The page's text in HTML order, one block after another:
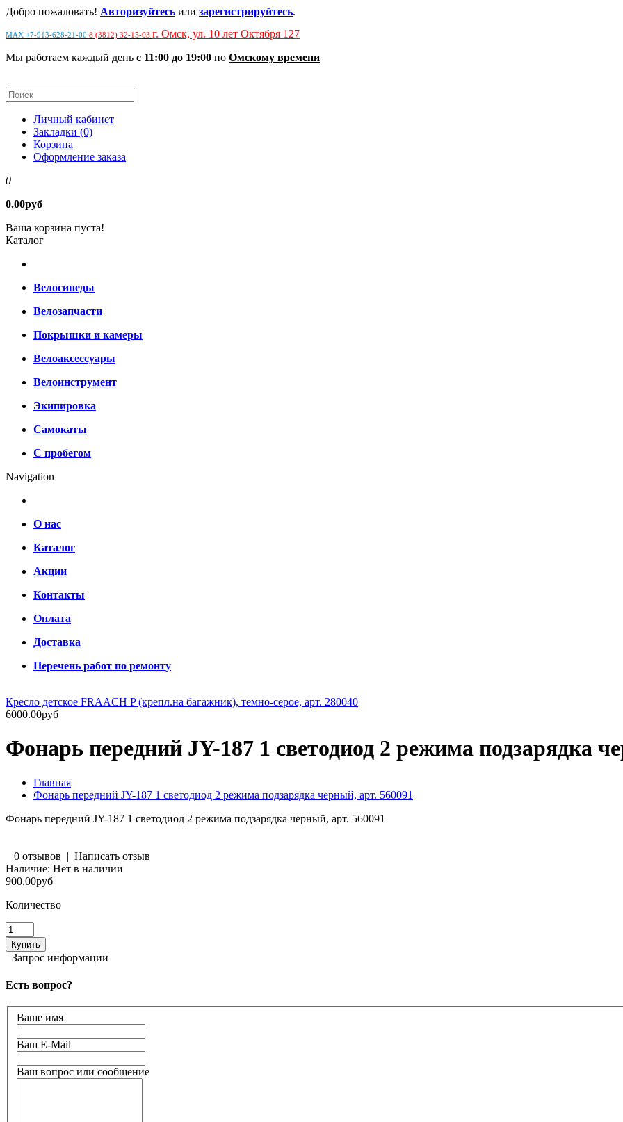
Добро пожаловать! Авторизуйтесь или зарегистрируйтесь.
MAX +7-913-628-21-00 8 (3812) 32-15-03 г. Омск, ул. 10 лет Октября 127
Мы работаем каждый день с 11:00 до 19:00 по Омскому времени
Личный кабинет
Закладки (0)
Корзина
Оформление заказа
0
0.00руб
Ваша корзина пуста!
Каталог
Велосипеды
Велозапчасти
Покрышки и камеры
Велоаксессуары
Велоинструмент
Экипировка
Самокаты
С пробегом
Navigation
О нас
Каталог
Акции
Контакты
Оплата
Доставка
Перечень работ по ремонту
Кресло детское FRAACH P (крепл.на багажник), темно-серое, арт. 280040
6000.00руб
Фонарь передний JY-187 1 светодиод 2 режима подзарядка
Главная
Фонарь передний JY-187 1 светодиод 2 режима подзарядка черный, арт. 560091
Фонарь передний JY-187 1 светодиод 2 режима подзарядка черный, арт. 560091
0 отзывов | Написать отзыв
Наличие: Нет в наличии
900.00руб
Количество
Запрос информации
Есть вопрос?
Ваше имя
Ваш E-Mail
Ваш вопрос или сообщение